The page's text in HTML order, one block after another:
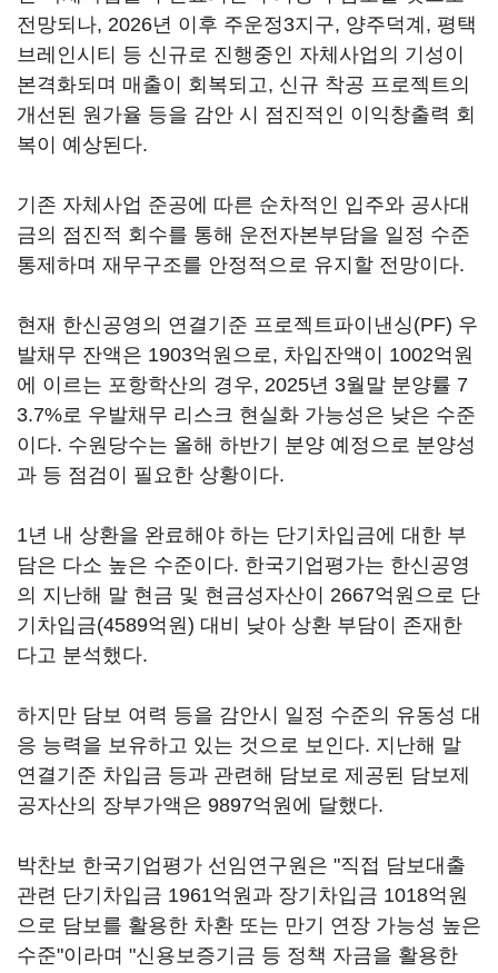
전망되나, 2026년 이후 주운정3지구, 양주덕계, 평택
브레인시티 등 신규로 진행중인 자체사업의 기성이
본격화되며 매출이 회복되고, 신규 착공 프로젝트의
개선된 원가율 등을 감안 시 점진적인 이익창출력 회
복이 예상된다.
기존 자체사업 준공에 따른 순차적인 입주와 공사대
금의 점진적 회수를 통해 운전자본부담을 일정 수준
통제하며 재무구조를 안정적으로 유지할 전망이다.
현재 한신공영의 연결기준 프로젝트파이낸싱(PF) 우
발채무 잔액은 1903억원으로, 차입잔액이 1002억원
에 이르는 포항학산의 경우, 2025년 3월말 분양률 7
3.7%로 우발채무 리스크 현실화 가능성은 낮은 수준
이다. 수원당수는 올해 하반기 분양 예정으로 분양성
과 등 점검이 필요한 상황이다.
1년 내 상환을 완료해야 하는 단기차입금에 대한 부
담은 다소 높은 수준이다. 한국기업평가는 한신공영
의 지난해 말 현금 및 현금성자산이 2667억원으로 단
기차입금(4589억원) 대비 낮아 상환 부담이 존재한
다고 분석했다.
하지만 담보 여력 등을 감안시 일정 수준의 유동성 대
응 능력을 보유하고 있는 것으로 보인다. 지난해 말
연결기준 차입금 등과 관련해 담보로 제공된 담보제
공자산의 장부가액은 9897억원에 달했다.
박찬보 한국기업평가 선임연구원은 "직접 담보대출
관련 단기차입금 1961억원과 장기차입금 1018억원
으로 담보를 활용한 차환 또는 만기 연장 가능성 높은
수준"이라며 "신용보증기금 등 정책 자금을 활용한